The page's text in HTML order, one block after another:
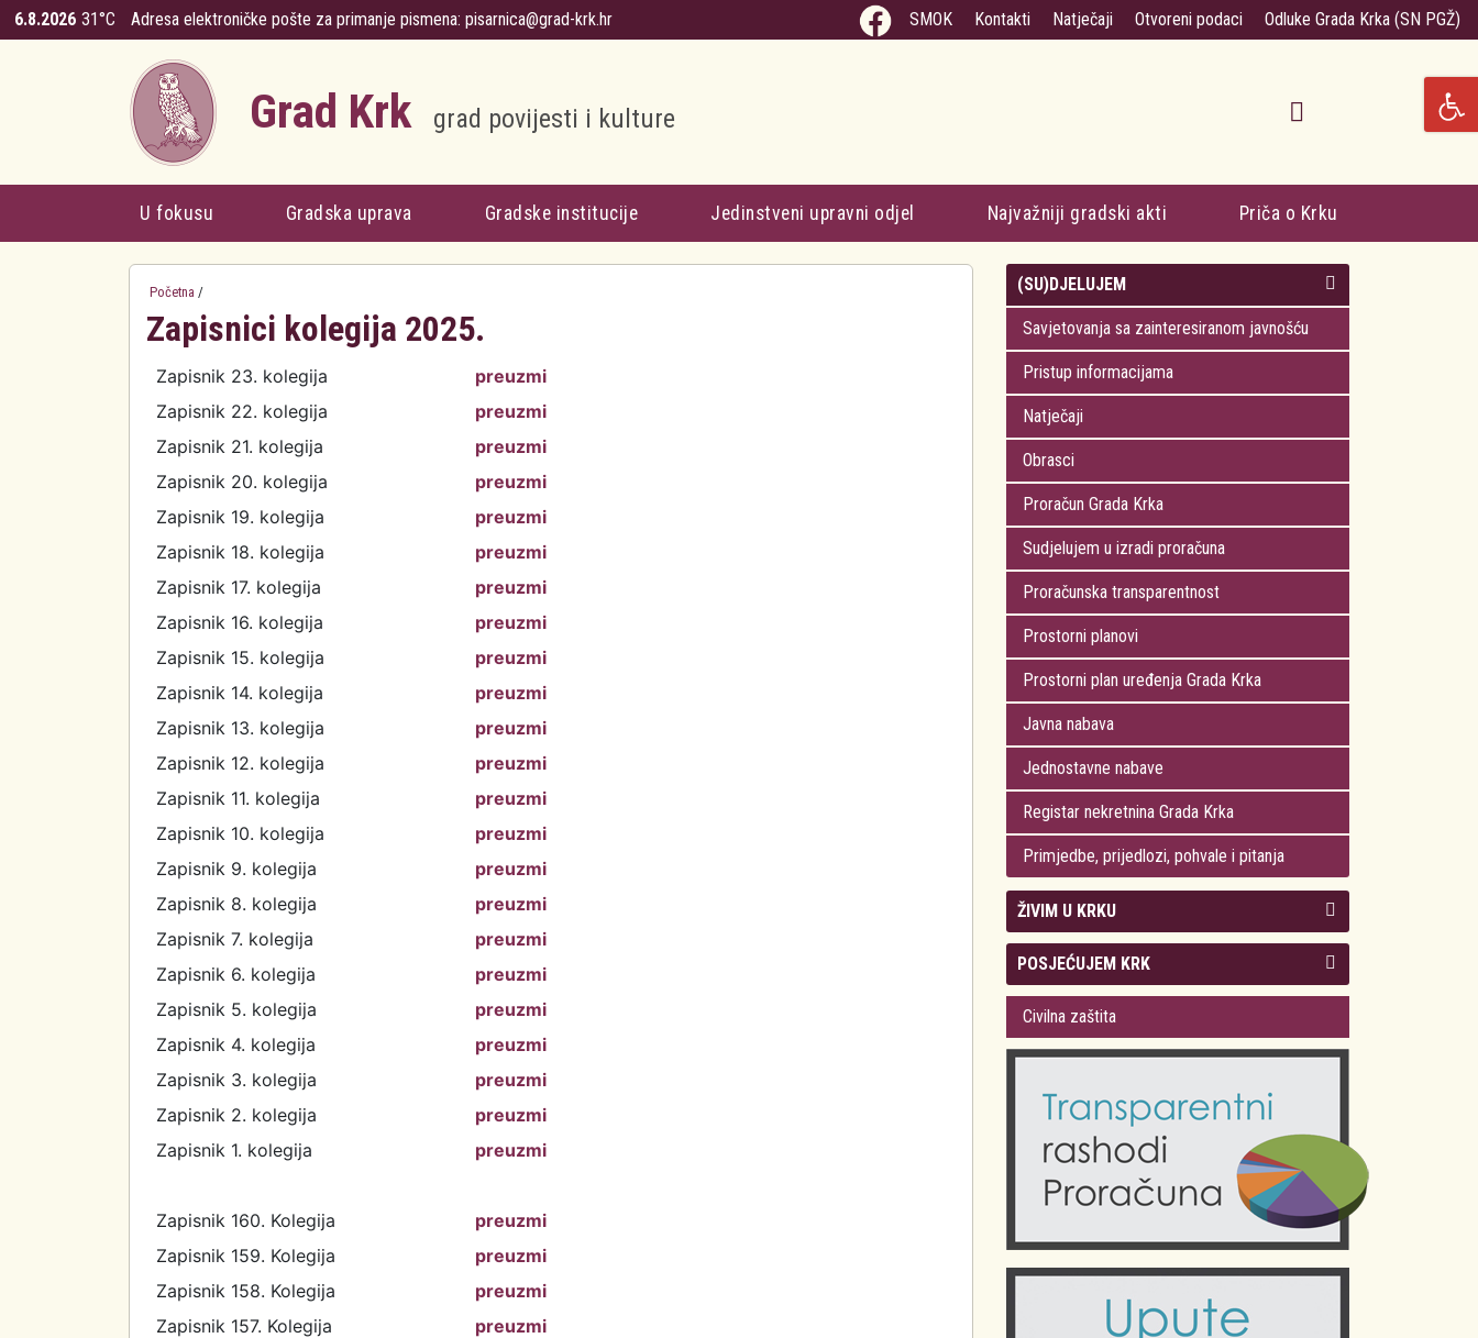
Skoči na glavni sadržaj
6.8.2026 31°C Adresa elektroničke pošte za primanje pismena: pisarnica@grad-krk.hr SMOK Kontakti Natječaji Otvoreni podaci Odluke Grada Krka (SN PGŽ)
Grad Krk grad povijesti i kulture
U fokusu Gradska uprava Gradske institucije Jedinstveni upravni odjel Najvažniji gradski akti Priča o Krku
Početna /
Zapisnici kolegija 2025.
Zapisnik 23. kolegija
preuzmi
Zapisnik 22. kolegija
preuzmi
Zapisnik 21. kolegija
preuzmi
Zapisnik 20. kolegija
preuzmi
Zapisnik 19. kolegija
preuzmi
Zapisnik 18. kolegija
preuzmi
Zapisnik 17. kolegija
preuzmi
Zapisnik 16. kolegija
preuzmi
Zapisnik 15. kolegija
preuzmi
Zapisnik 14. kolegija
preuzmi
Zapisnik 13. kolegija
preuzmi
Zapisnik 12. kolegija
preuzmi
Zapisnik 11. kolegija
preuzmi
Zapisnik 10. kolegija
preuzmi
Zapisnik 9. kolegija
preuzmi
Zapisnik 8. kolegija
preuzmi
Zapisnik 7. kolegija
preuzmi
Zapisnik 6. kolegija
preuzmi
Zapisnik 5. kolegija
preuzmi
Zapisnik 4. kolegija
preuzmi
Zapisnik 3. kolegija
preuzmi
Zapisnik 2. kolegija
preuzmi
Zapisnik 1. kolegija
preuzmi
Zapisnik 160. Kolegija
preuzmi
Zapisnik 159. Kolegija
preuzmi
Zapisnik 158. Kolegija
preuzmi
Zapisnik 157. Kolegija
preuzmi
(SU)DJELUJEM
Savjetovanja sa zainteresiranom javnošću
Pristup informacijama
Natječaji
Obrasci
Proračun Grada Krka
Sudjelujem u izradi proračuna
Proračunska transparentnost
Prostorni planovi
Prostorni plan uređenja Grada Krka
Javna nabava
Jednostavne nabave
Registar nekretnina Grada Krka
Primjedbe, prijedlozi, pohvale i pitanja
ŽIVIM U KRKU
Kolegij gradonačelnika
Gradsko vijeće
Odluke Grada Krka (Službene novine PGŽ)
Obrazovanje
Komunalne usluge
Civilni sektor (arhiva udruga)
POSJEĆUJEM KRK
Plan Grada Krka
Krk 360° VR panorama
Krk uživo
Fotogalerije
Kalendar događanja
Turistička zajednica otoka Krka
Civilna zaštita